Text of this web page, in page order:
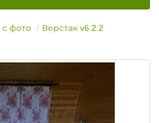
с фото
Верстак v6.2.2